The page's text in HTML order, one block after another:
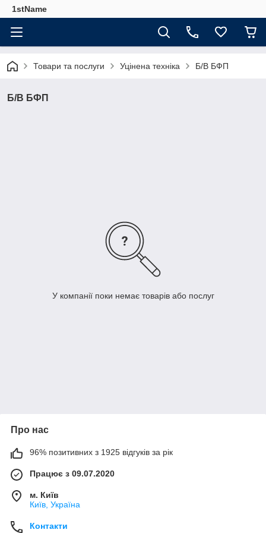
1stName
Товари та послуги Уцінена техніка Б/В БФП
Б/В БФП
У компанії поки немає товарів або послуг
Про нас
96% позитивних з 1925 відгуків за рік
Працює з 09.07.2020
м. Київ
Київ, Україна
Контакти